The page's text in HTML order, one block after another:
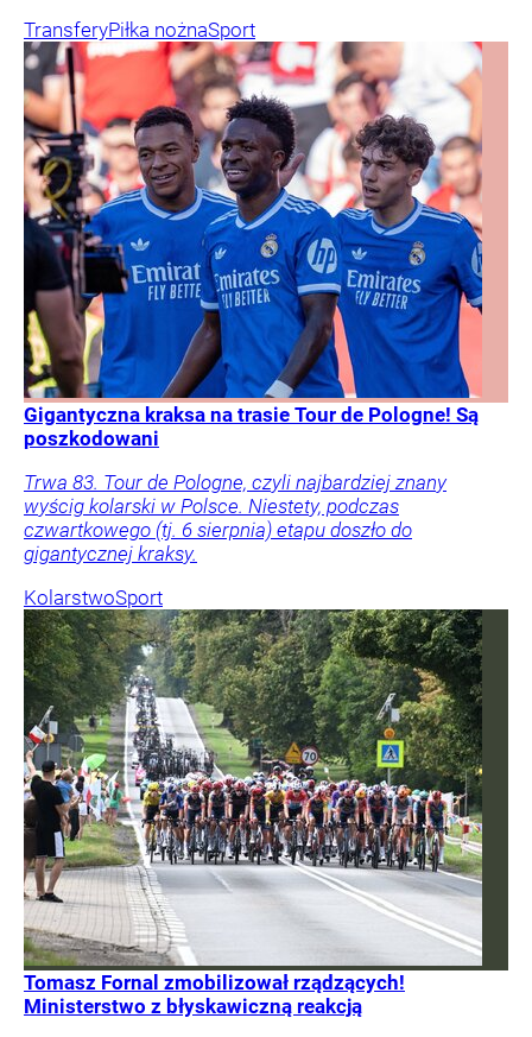
TransferyPiłka nożnaSport
Gigantyczna kraksa na trasie Tour de Pologne! Są
poszkodowani
Trwa 83. Tour de Pologne, czyli najbardziej znany
wyścig kolarski w Polsce. Niestety, podczas
czwartkowego (tj. 6 sierpnia) etapu doszło do
gigantycznej kraksy.
KolarstwoSport
Tomasz Fornal zmobilizował rządzących!
Ministerstwo z błyskawiczną reakcją